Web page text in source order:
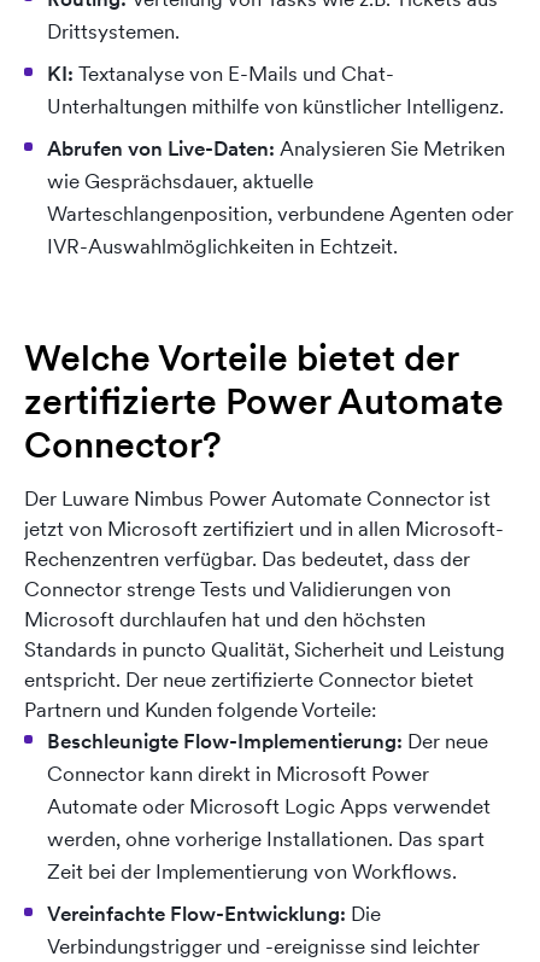
Drittsystemen.
KI: Textanalyse von E-Mails und Chat-
Unterhaltungen mithilfe von künstlicher Intelligenz.
Abrufen von Live-Daten: Analysieren Sie Metriken
wie Gesprächsdauer, aktuelle
Warteschlangenposition, verbundene Agenten oder
IVR-Auswahlmöglichkeiten in Echtzeit.
Welche Vorteile bietet der
zertifizierte Power Automate
Connector?
Der Luware Nimbus Power Automate Connector ist
jetzt von Microsoft zertifiziert und in allen Microsoft-
Rechenzentren verfügbar. Das bedeutet, dass der
Connector strenge Tests und Validierungen von
Microsoft durchlaufen hat und den höchsten
Standards in puncto Qualität, Sicherheit und Leistung
entspricht. Der neue zertifizierte Connector bietet
Partnern und Kunden folgende Vorteile:
Beschleunigte Flow-Implementierung: Der neue
Connector kann direkt in Microsoft Power
Automate oder Microsoft Logic Apps verwendet
werden, ohne vorherige Installationen. Das spart
Zeit bei der Implementierung von Workflows.
Vereinfachte Flow-Entwicklung: Die
Verbindungstrigger und -ereignisse sind leichter